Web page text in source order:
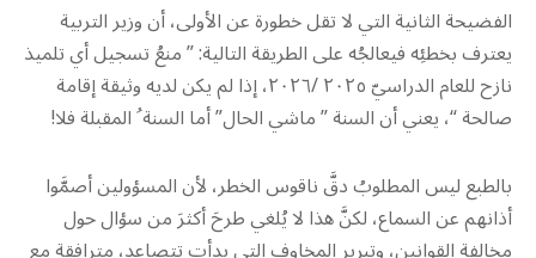
الفضيحة الثانية التي لا تقل خطورة عن الأولى، أن وزير التربية
يعترف بخطئِه فيعالجُه على الطريقة التالية: ” منعُ تسجيل أي تلميذ
نازح للعام الدراسيّ ٢٠٢٥ /٢٠٢٦، إذا لم يكن لديه وثيقة إقامة
صالحة “، يعني أن السنة ” ماشي الحال” أما السنة ُ المقبلة فلا!
بالطبع ليس المطلوبُ دقَّ ناقوس الخطر، لأن المسؤولين أصمَّوا
أذانهم عن السماع، لكنَّ هذا لا يُلغي طرحَ أكثرَ من سؤال حول